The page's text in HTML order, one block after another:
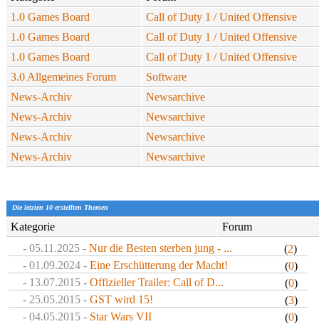
1.0 Games Board
Call of Duty 1 / United Offensive
1.0 Games Board
Call of Duty 1 / United Offensive
1.0 Games Board
Call of Duty 1 / United Offensive
3.0 Allgemeines Forum
Software
News-Archiv
Newsarchive
News-Archiv
Newsarchive
News-Archiv
Newsarchive
News-Archiv
Newsarchive
Die letzten 10 erstellten Themen
Kategorie
Forum
- 05.11.2025 - Nur die Besten sterben jung - ... (2)
- 01.09.2024 - Eine Erschütterung der Macht! (0)
- 13.07.2015 - Offizieller Trailer: Call of D... (0)
- 25.05.2015 - GST wird 15! (3)
- 04.05.2015 - Star Wars VII (0)